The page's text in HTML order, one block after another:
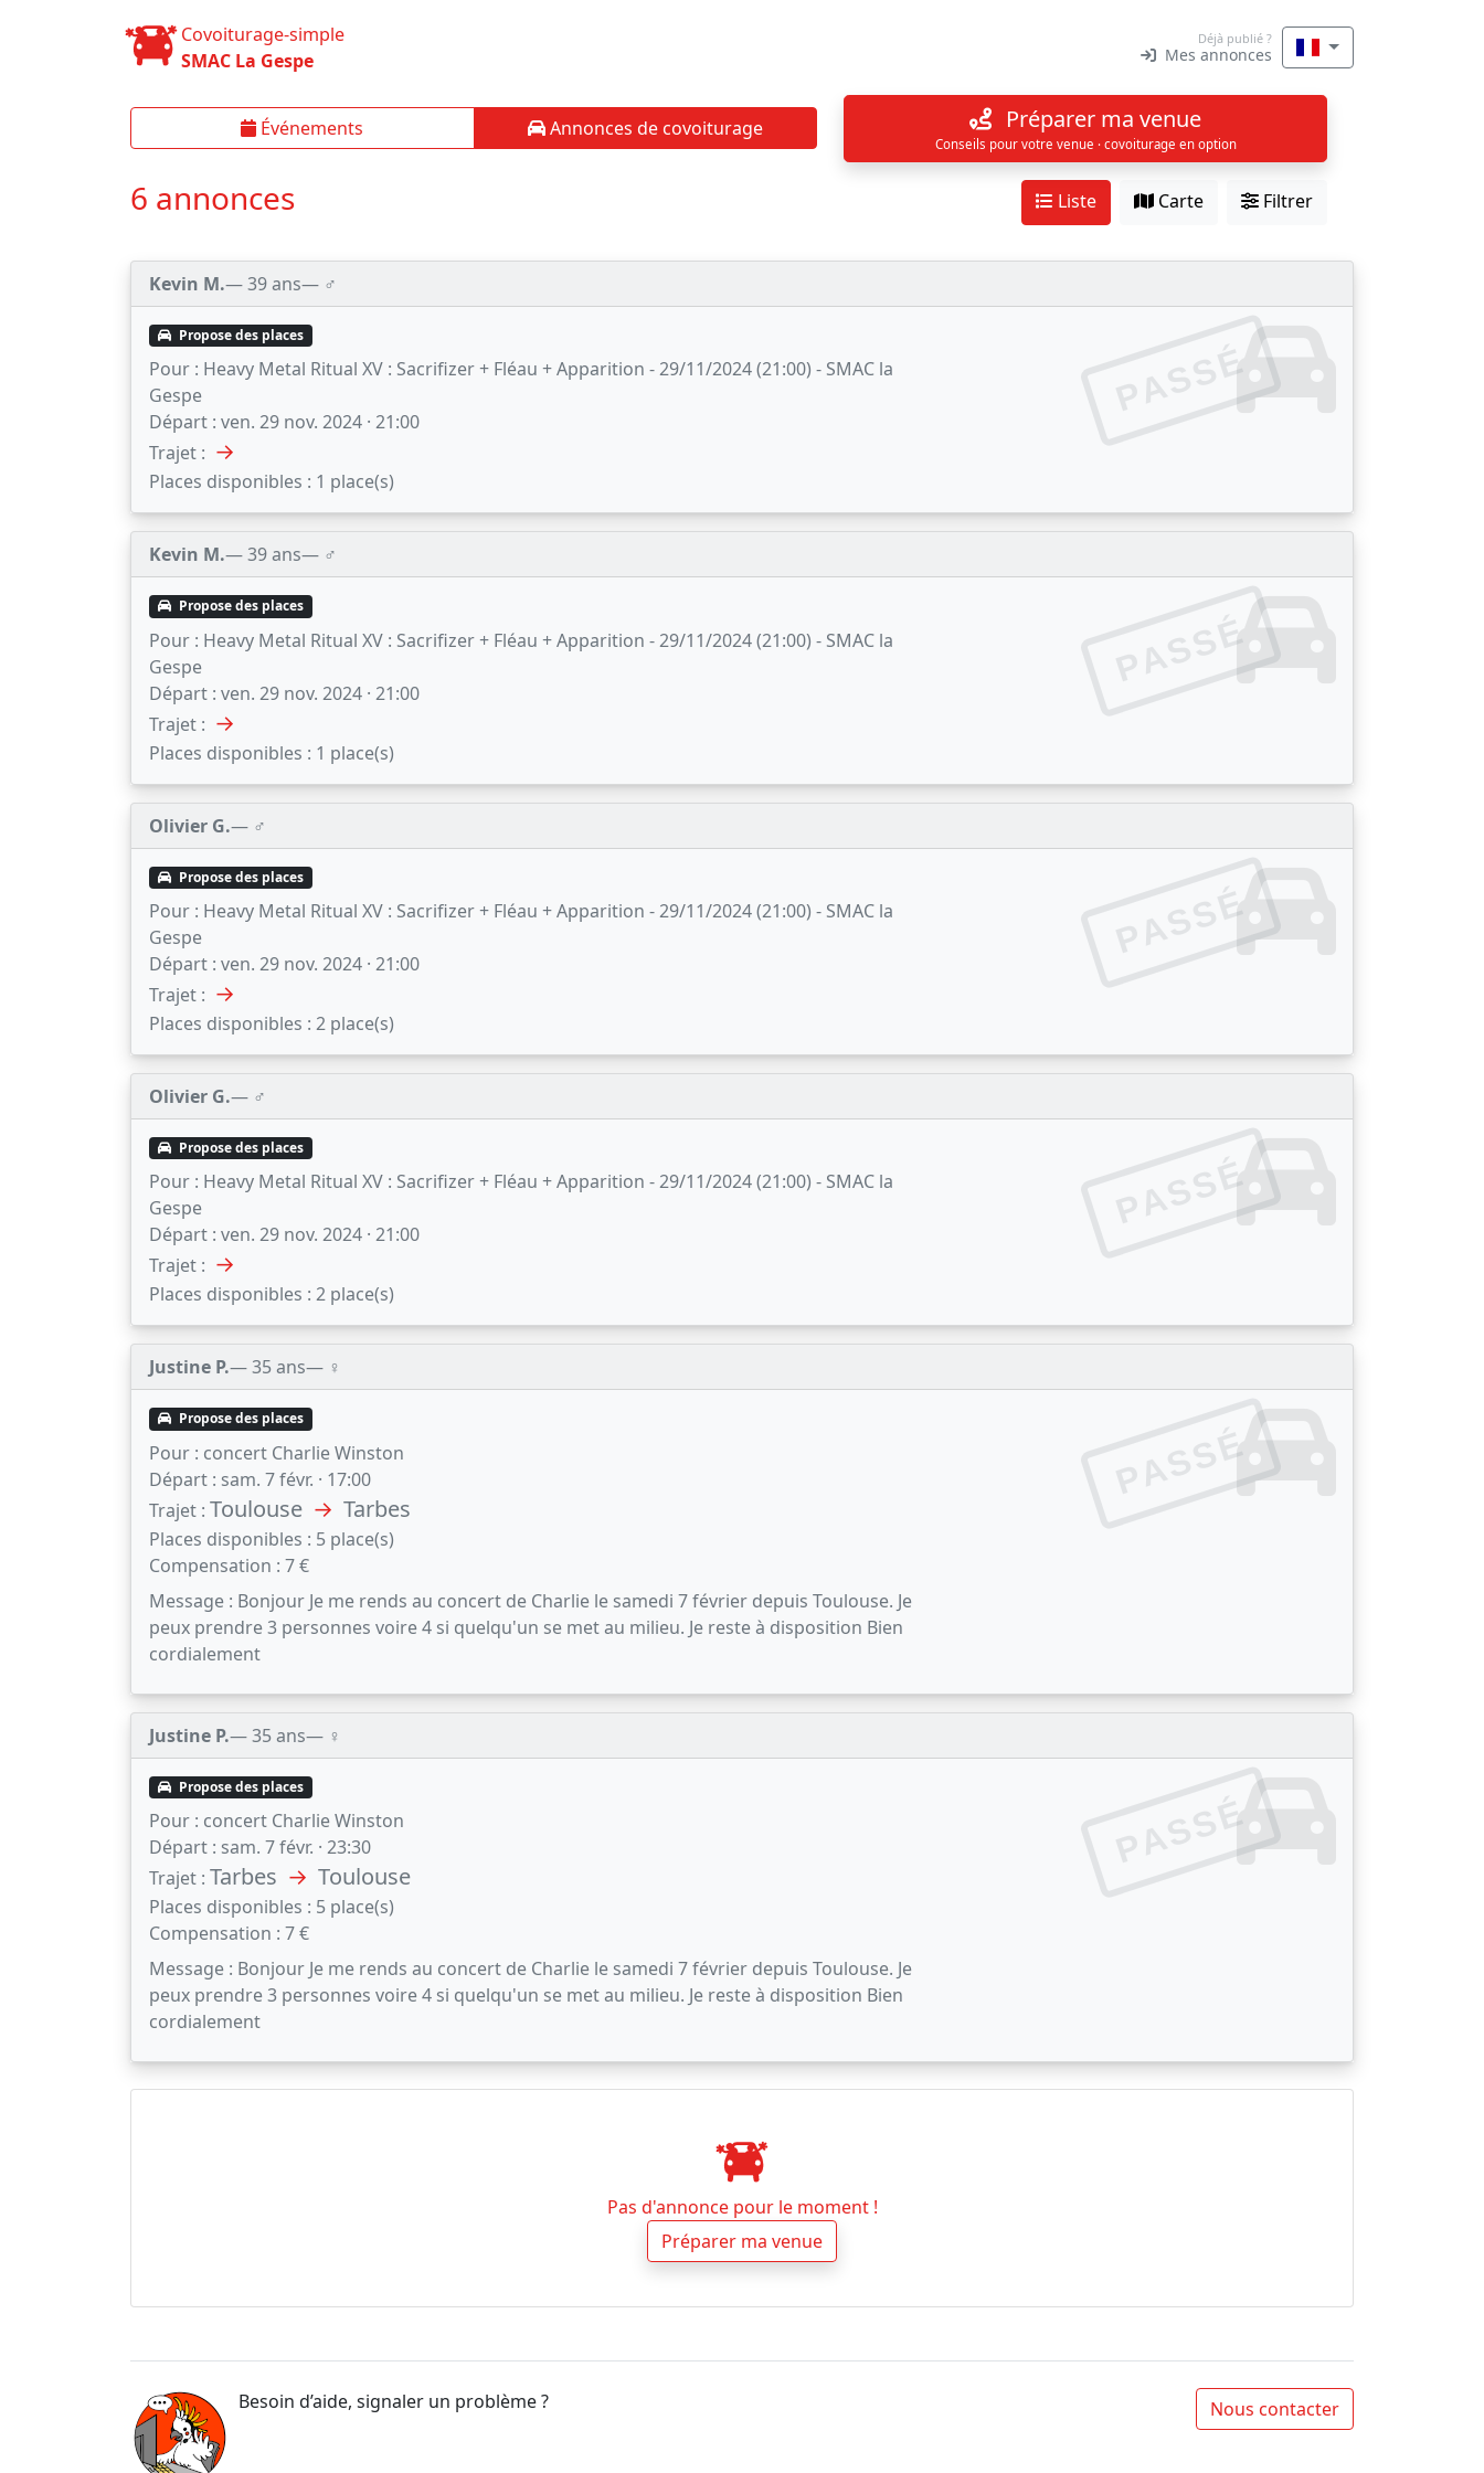
Covoiturage-simple
SMAC La Gespe
Déjà publié ?
Mes annonces
Événements Annonces de covoiturage Préparer ma venue
Conseils pour votre venue · covoiturage en option
6 annonces Liste Carte Filtrer
Kevin M.— 39 ans— ♂️
PASSÉ
Propose des places
Pour : Heavy Metal Ritual XV : Sacrifizer + Fléau + Apparition - 29/11/2024 (21:00) - SMAC la
Gespe
Départ : ven. 29 nov. 2024 · 21:00
Trajet : →
Places disponibles : 1 place(s)
Kevin M.— 39 ans— ♂️
PASSÉ
Propose des places
Pour : Heavy Metal Ritual XV : Sacrifizer + Fléau + Apparition - 29/11/2024 (21:00) - SMAC la
Gespe
Départ : ven. 29 nov. 2024 · 21:00
Trajet : →
Places disponibles : 1 place(s)
Olivier G.— ♂️
PASSÉ
Propose des places
Pour : Heavy Metal Ritual XV : Sacrifizer + Fléau + Apparition - 29/11/2024 (21:00) - SMAC la
Gespe
Départ : ven. 29 nov. 2024 · 21:00
Trajet : →
Places disponibles : 2 place(s)
Olivier G.— ♂️
PASSÉ
Propose des places
Pour : Heavy Metal Ritual XV : Sacrifizer + Fléau + Apparition - 29/11/2024 (21:00) - SMAC la
Gespe
Départ : ven. 29 nov. 2024 · 21:00
Trajet : →
Places disponibles : 2 place(s)
Justine P.— 35 ans— ♀️
PASSÉ
Propose des places
Pour : concert Charlie Winston
Départ : sam. 7 févr. · 17:00
Trajet : Toulouse → Tarbes
Places disponibles : 5 place(s)
Compensation : 7 €
Message : Bonjour Je me rends au concert de Charlie le samedi 7 février depuis Toulouse. Je
peux prendre 3 personnes voire 4 si quelqu'un se met au milieu. Je reste à disposition Bien
cordialement
Justine P.— 35 ans— ♀️
PASSÉ
Propose des places
Pour : concert Charlie Winston
Départ : sam. 7 févr. · 23:30
Trajet : Tarbes → Toulouse
Places disponibles : 5 place(s)
Compensation : 7 €
Message : Bonjour Je me rends au concert de Charlie le samedi 7 février depuis Toulouse. Je
peux prendre 3 personnes voire 4 si quelqu'un se met au milieu. Je reste à disposition Bien
cordialement
Pas d'annonce pour le moment !
Préparer ma venue
Besoin d’aide, signaler un problème ? Nous contacter